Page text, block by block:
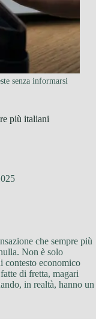
senza informarsi
più italiani
che sempre più
Non è solo
contesto economico
di fretta, magari
in realtà, hanno un